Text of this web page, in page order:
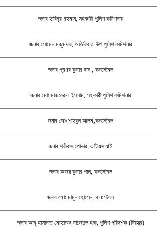
জনাব হাবিবুর রহমান, সহকারী পুলিশ কমিশনার
জনাব সোমেন মজুমদার, অতিরিক্ত উপ-পুলিশ কমিশনার
জনাব প্রণব কুমার দাস , কনস্টেবল
জনাব মোঃ মাজহারুল ইসলাম, সহকারী পুলিশ কমিশনার
জনাব মোঃ শাহবুল আলম,কনস্টেবল
জনাব শ্রীবাস পোদ্দার, এটিএসআই
জনাব অজয় কুমার পাল, কনস্টেবল
জনাব মোঃ মামুন হোসেন, কনস্টেবল
জনাব আবু হাসানাত মোহাম্মদ মাজেদুল হক, পুলিশ পরিদর্শক (নিরস্ত্র)